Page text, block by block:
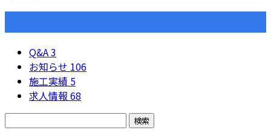
Q&A3
お知らせ 106
施工実績 5
求人情報 68